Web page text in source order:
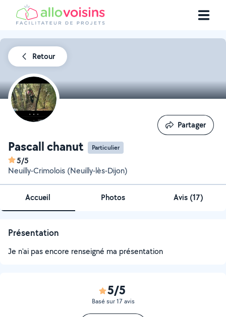
Retour
Pascall chanut Particulier
5/5
Neuilly-Crimolois (Neuilly-lès-Dijon)
Partager
Partager
Accueil Photos Avis (17)
Présentation
Je n'ai pas encore renseigné ma présentation
5/5
Basé sur 17 avis